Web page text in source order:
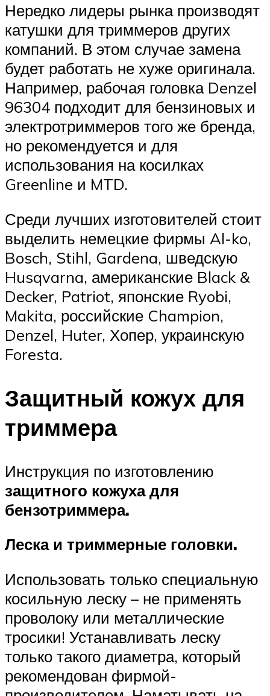
Нередко лидеры рынка производят
катушки для триммеров других
компаний. В этом случае замена
будет работать не хуже оригинала.
Например, рабочая головка Denzel
96304 подходит для бензиновых и
электротриммеров того же бренда,
но рекомендуется и для
использования на косилках
Greenline и MTD.
Среди лучших изготовителей стоит
выделить немецкие фирмы Al-ko,
Bosch, Stihl, Gardena, шведскую
Husqvarna, американские Black &
Decker, Patriot, японские Ryobi,
Makita, российские Champion,
Denzel, Huter, Хопер, украинскую
Foresta.
Защитный кожух для
триммера
Инструкция по изготовлению
защитного кожуха для
бензотриммера.
Леска и триммерные головки.
Использовать только специальную
косильную леску – не применять
проволоку или металлические
тросики! Устанавливать леску
только такого диаметра, который
рекомендован фирмой-